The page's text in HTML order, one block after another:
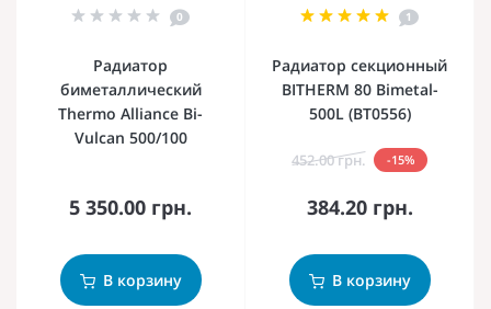
0
Радиатор
биметаллический
Thermo Alliance Bi-
Vulcan 500/100
5 350.00 грн.
В корзину
1
Радиатор секционный
BITHERM 80 Bimetal-
500L (BT0556)
452.00 грн. -15%
384.20 грн.
В корзину